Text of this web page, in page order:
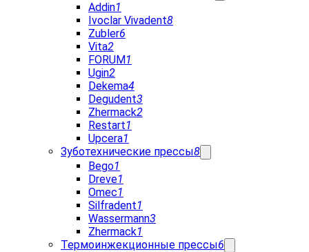
Addin1
Ivoclar Vivadent8
Zubler6
Vita2
FORUM1
Ugin2
Dekema4
Degudent3
Zhermack2
Restart1
Upcera1
Зуботехнические прессы8
Bego1
Dreve1
Omec1
Silfradent1
Wassermann3
Zhermack1
Термоинжекционные прессы6